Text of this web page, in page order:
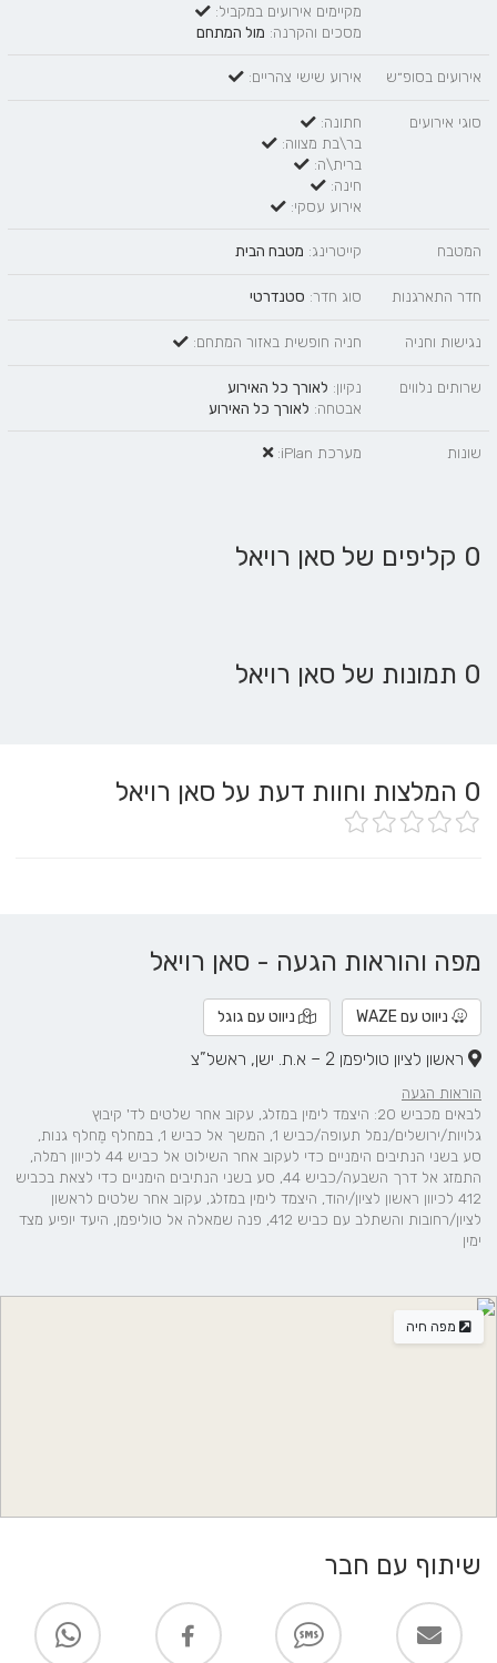
מקיימים אירועים במקביל:
מסכים והקרנה: מול המתחם
אירועים בסופ״ש אירוע שישי צהריים:
סוגי אירועים
חתונה:
בר\בת מצווה:
ברית\ה:
חינה:
אירוע עסקי:
המטבח קייטרינג: מטבח הבית
חדר התארגנות סוג חדר: סטנדרטי
נגישות וחניה חניה חופשית באזור המתחם:
שרותים נלווים נקיון: לאורך כל האירוע
אבטחה: לאורך כל האירוע
שונות מערכת iPlan:
0 קליפים של סאן רויאל
0 תמונות של סאן רויאל
0 המלצות וחוות דעת על סאן רויאל
מפה והוראות הגעה - סאן רויאל
ניווט עם WAZE ניווט עם גוגל
ראשון לציון טוליפמן 2 – א.ת. ישן, ראשל”צ
הוראות הגעה
לבאים מכביש 20: היצמד לימין במזלג, עקוב אחר שלטים לד' קיבוץ
גלויות/ירושלים/נמל תעופה/כביש 1, המשך אל כביש 1, במחלף מֶחלף גנות,
סע בשני הנתיבים הימניים כדי לעקוב אחר השילוט אל כביש 44 לכיוון רמלה,
התמזג אל דרך השבעה/כביש 44, סע בשני הנתיבים הימניים כדי לצאת בכביש
412 לכיוון ראשון לציון/יהוד, היצמד לימין במזלג, עקוב אחר שלטים לראשון
לציון/רחובות והשתלב עם כביש 412, פנה שמאלה אל טוליפמן, היעד יופיע מצד
ימין
מפה חיה
שיתוף עם חבר